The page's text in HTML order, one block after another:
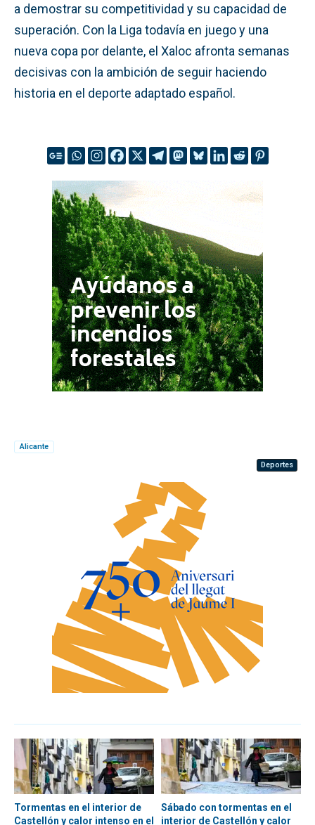
a demostrar su competitividad y su capacidad de
superación. Con la Liga todavía en juego y una
nueva copa por delante, el Xaloc afronta semanas
decisivas con la ambición de seguir haciendo
historia en el deporte adaptado español.
Alicante
Deportes
Tormentas en el interior de
Castellón y calor intenso en el
Sábado con tormentas en el
interior de Castellón y calor